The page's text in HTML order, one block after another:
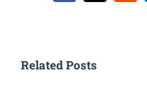
Related Posts